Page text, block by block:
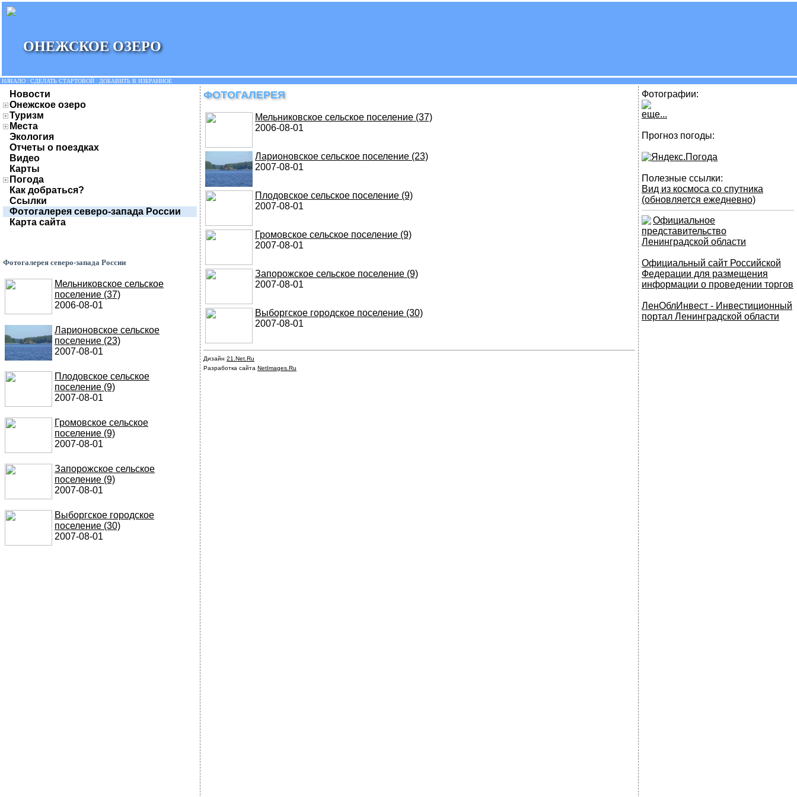
ОНЕЖСКОЕ ОЗЕРО
НАЧАЛО СДЕЛАТЬ СТАРТОВОЙ ДОБАВИТЬ В ИЗБРАННОЕ
Новости
Онежское озеро
Туризм
Места
Экология
Отчеты о поездках
Видео
Карты
Погода
Как добраться?
Ссылки
Фотогалерея северо-запада России
Карта сайта
Фотогалерея северо-запада России
Мельниковское сельское
поселение (37)
2006-08-01
Ларионовское сельское
поселение (23)
2007-08-01
Плодовское сельское
поселение (9)
2007-08-01
Громовское сельское
поселение (9)
2007-08-01
Запорожское сельское
поселение (9)
2007-08-01
Выборгское городское
поселение (30)
2007-08-01
ФОТОГАЛЕРЕЯ
Мельниковское сельское поселение (37)
2006-08-01
Ларионовское сельское поселение (23)
2007-08-01
Плодовское сельское поселение (9)
2007-08-01
Громовское сельское поселение (9)
2007-08-01
Запорожское сельское поселение (9)
2007-08-01
Выборгское городское поселение (30)
2007-08-01
Дизайн 21.Net.Ru
Разработка сайта NetImages.Ru
Фотографии:
еще...
Прогноз погоды:
Полезные ссылки:
Вид из космоса со спутника
(обновляется ежедневно)
Официальное
представительство
Ленинградской области
Официальный сайт Российской
Федерации для размещения
информации о проведении торгов
ЛенОблИнвест - Инвестиционный
портал Ленинградской области